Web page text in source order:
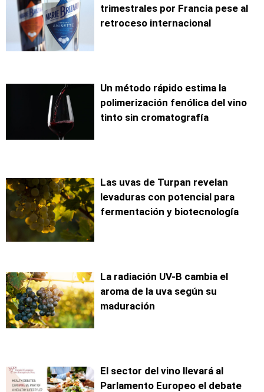
trimestrales por Francia pese al
retroceso internacional
Un método rápido estima la
polimerización fenólica del vino
tinto sin cromatografía
Las uvas de Turpan revelan
levaduras con potencial para
fermentación y biotecnología
La radiación UV-B cambia el
aroma de la uva según su
maduración
El sector del vino llevará al
Parlamento Europeo el debate